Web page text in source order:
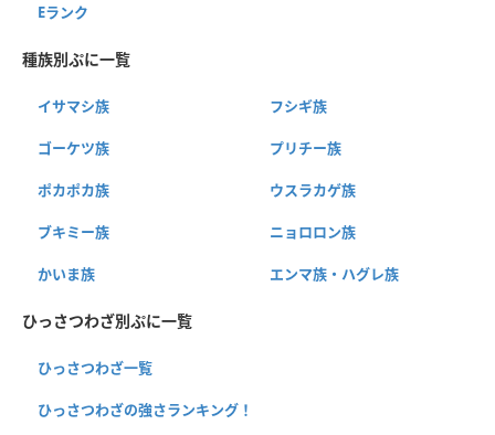
Eランク
種族別ぷに一覧
イサマシ族 フシギ族
ゴーケツ族 プリチー族
ポカポカ族 ウスラカゲ族
ブキミー族 ニョロロン族
かいま族 エンマ族・ハグレ族
ひっさつわざ別ぷに一覧
ひっさつわざ一覧
ひっさつわざの強さランキング！